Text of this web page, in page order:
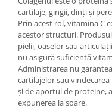
cartilaje, gingii, dinți și
Prin acest rol, vitamina C
acestor structuri.
pielii, oaselor sau
nu asigură suficientă
Administrarea nu
cartilajelor sau
și de aportul de proteine,
expunerea la soare.